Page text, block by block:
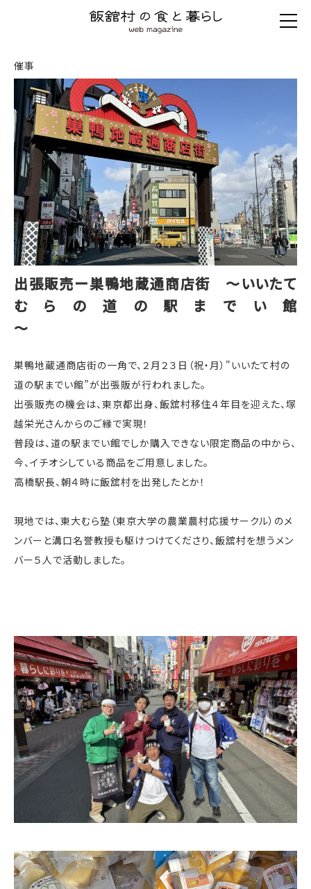
催事
出張販売ー巣鴨地蔵通商店街 ～いいたて
むらの道の駅までい館
～
巣鴨地蔵通商店街の一角で、２月２３日（祝・月）"いいたて村の
道の駅までい館”が出張販が行われました。
出張販売の機会は、東京都出身、飯舘村移住４年目を迎えた、塚
越栄光さんからのご縁で実現！
普段は、道の駅までい館でしか購入できない限定商品の中から、
今、イチオシしている商品をご用意しました。
高橋駅長、朝４時に飯舘村を出発したとか！
現地では、東大むら塾（東京大学の農業農村応援サークル）のメ
ンバーと溝口名誉教授も駆けつけてくださり、飯舘村を想うメン
バー５人で活動しました。